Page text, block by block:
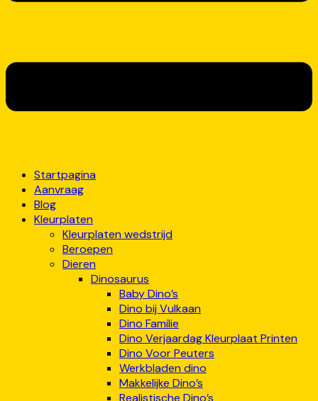
Startpagina
Aanvraag
Blog
Kleurplaten
Kleurplaten wedstrijd
Beroepen
Dieren
Dinosaurus
Baby Dino’s
Dino bij Vulkaan
Dino Familie
Dino Verjaardag Kleurplaat Printen
Dino Voor Peuters
Werkbladen dino
Makkelijke Dino’s
Realistische Dino’s